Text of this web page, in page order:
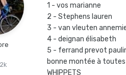
1 - vos marianne
2 - Stephens lauren
3 - van vleuten
4 - deignan élisabeth
5 - ferrand prevot
bonne montée à
WHIPPETS